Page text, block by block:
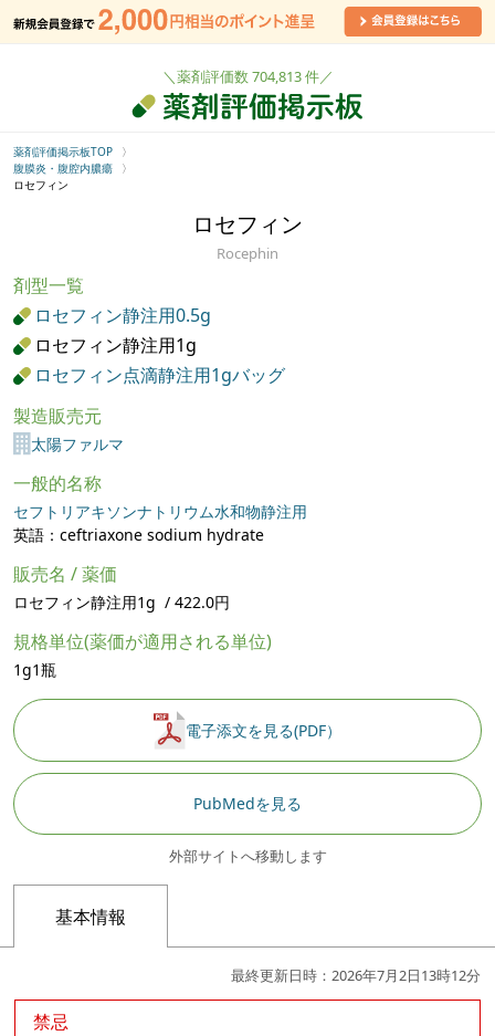
＼薬剤評価数 704,813 件／
薬剤評価掲示板TOP
腹膜炎・腹腔内膿瘍
ロセフィン
ロセフィン
Rocephin
剤型一覧
ロセフィン静注用0.5g
ロセフィン静注用1g
ロセフィン点滴静注用1gバッグ
製造販売元
太陽ファルマ
一般的名称
セフトリアキソンナトリウム水和物静注用
英語：ceftriaxone sodium hydrate
販売名 / 薬価
ロセフィン静注用1g / 422.0円
規格単位(薬価が適用される単位)
1g1瓶
電子添文を見る(PDF）
PubMedを見る
外部サイトへ移動します
基本情報
最終更新日時：2026年7月2日13時12分
禁忌